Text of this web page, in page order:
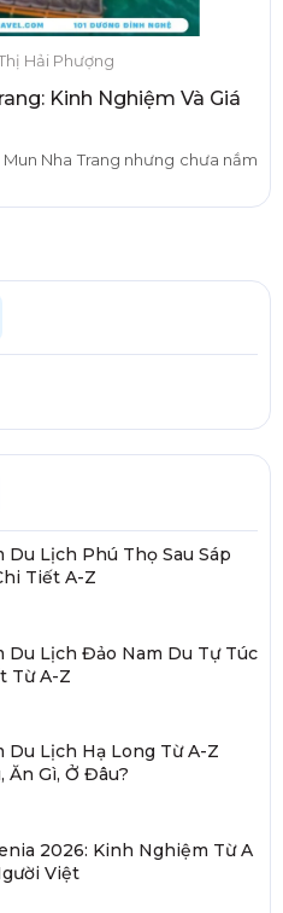
Hải Phượng
Kinh Nghiệm Và Giá
Nha Trang nhưng chưa nắm
Du Lịch Phú Thọ Sau Sáp
Tiết A-Z
Du Lịch Đảo Nam Du Tự Túc
Từ A-Z
Du Lịch Hạ Long Từ A-Z
Ăn Gì, Ở Đâu?
2026: Kinh Nghiệm Từ A
Việt